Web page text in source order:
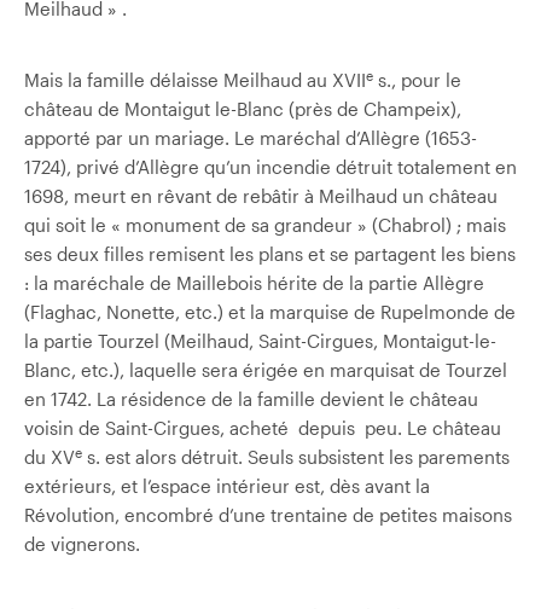
Meilhaud » .
Mais la famille délaisse Meilhaud au XVIIe s., pour le
château de Montaigut­ le-Blanc (près de Champeix),
apporté par un mariage. Le maréchal d’Allègre (1653-
1724), privé d’Allègre qu’un incendie détruit totalement en
1698, meurt en rêvant de rebâtir à Meilhaud un château
qui soit le « monument de sa grandeur » (Chabrol) ; mais
ses deux filles remisent les plans et se partagent les biens
: la maréchale de Maillebois hérite de la partie Allègre
(Flaghac, Nonette, etc.) et la marquise de Rupelmonde de
la partie Tourzel (Meilhaud, Saint-Cirgues, Montaigut-le-
Blanc, etc.), laquelle sera érigée en marquisat de Tourzel
en 1742. La résidence de la famille devient le château
voisin de Saint-Cirgues, acheté depuis peu. Le château
du XVe s. est alors détruit. Seuls subsistent les parements
extérieurs, et l’espace intérieur est, dès avant la
Révolution, encombré d’une trentaine de petites maisons
de vignerons.